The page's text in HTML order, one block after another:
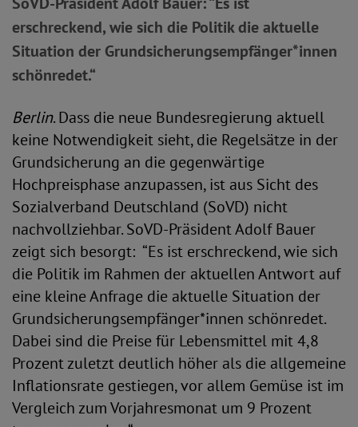
erschreckend, wie sich die Politik die aktuelle
Situation der Grundsicherungsempfänger*innen
schönredet.“
Berlin. Dass die neue Bundesregierung aktuell
keine Notwendigkeit sieht, die Regelsätze in der
Grundsicherung an die gegenwärtige
Hochpreisphase anzupassen, ist aus Sicht des
Sozialverband Deutschland (SoVD) nicht
nachvollziehbar. SoVD-Präsident Adolf Bauer
zeigt sich besorgt: “Es ist erschreckend, wie sich
die Politik im Rahmen der aktuellen Antwort auf
eine kleine Anfrage die aktuelle Situation der
Grundsicherungsempfänger*innen schönredet.
Dabei sind die Preise für Lebensmittel mit 4,8
Prozent zuletzt deutlich höher als die allgemeine
Inflationsrate gestiegen, vor allem Gemüse ist im
Vergleich zum Vorjahresmonat um 9 Prozent